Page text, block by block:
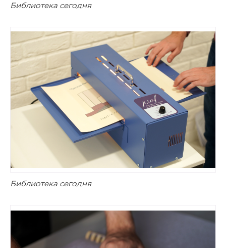
Библиотека сегодня
Библиотека сегодня